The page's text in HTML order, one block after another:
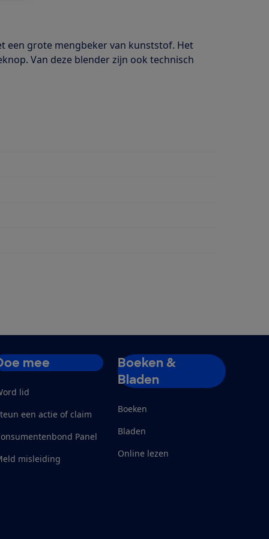
een grote mengbeker van kunststof. Het
Van deze blender zijn ook technisch
mee
lid
een actie of claim
Panel
misleiding
Boeken &
Bladen
Boeken
Bladen
Online lezen